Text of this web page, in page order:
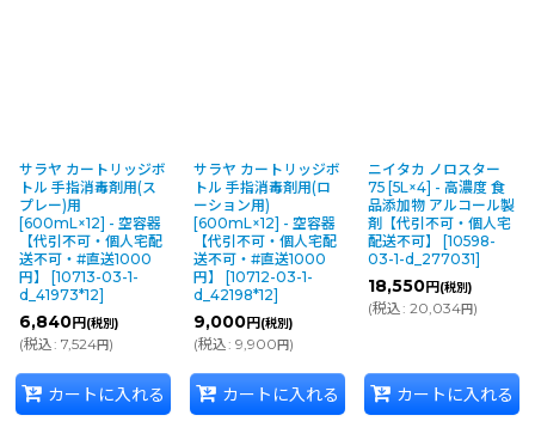
サラヤ カートリッジボ
トル 手指消毒剤用(ス
プレー)用
[600mL×12] - 空容器
【代引不可・個人宅配
送不可・#直送1000
円】
[10713-03-1-
d_41973*12]
6,840円(税別)
(税込: 7,524円)
カートに入れる
サラヤ カートリッジボ
トル 手指消毒剤用(ロ
ーション用)
[600mL×12] - 空容器
【代引不可・個人宅配
送不可・#直送1000
円】
[10712-03-1-
d_42198*12]
9,000円(税別)
(税込: 9,900円)
カートに入れる
ニイタカ ノロスター
75 [5L×4] - 高濃度 食
品添加物 アルコール製
剤【代引不可・個人宅
配送不可】
[10598-
03-1-d_277031]
18,550円(税別)
(税込: 20,034円)
カートに入れる